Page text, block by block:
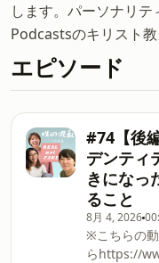
します。パーソナリ
Podcastsのキリスト教
エピソード
#74【後
デンティ
きになっ
ること
8月 4, 2026
※こちらの
らhttps://